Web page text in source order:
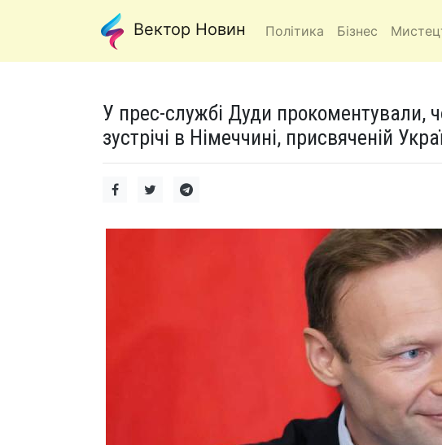
Вектор Новин Політика Бізнес
У прес-службі Дуди прокоментували,
зустрічі в Німеччині, присвяченій